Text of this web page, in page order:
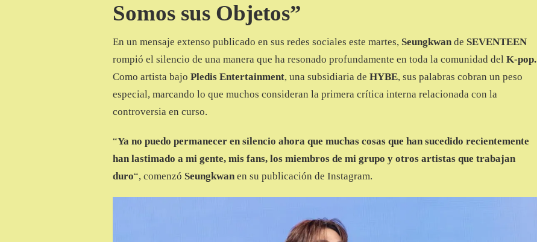
Somos sus Objetos”
En un mensaje extenso publicado en sus redes sociales este martes, Seungkwan de SEVENTEEN
rompió el silencio de una manera que ha resonado profundamente en toda la comunidad del K-pop.
Como artista bajo Pledis Entertainment, una subsidiaria de HYBE, sus palabras cobran un peso
especial, marcando lo que muchos consideran la primera crítica interna relacionada con la
controversia en curso.
“Ya no puedo permanecer en silencio ahora que muchas cosas que han sucedido recientemente
han lastimado a mi gente, mis fans, los miembros de mi grupo y otros artistas que trabajan
duro“, comenzó Seungkwan en su publicación de Instagram.